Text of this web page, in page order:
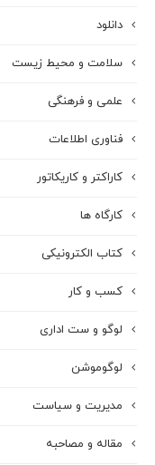
دانلود
سلامت و محیط زیست
علمی و فرهنگی
فناوری اطلاعات
کاراکتر و کاریکاتور
کارگاه ها
کتاب الکترونیکی
کسب و کار
لوگو و ست اداری
لوگوموشن
مدیریت و سیاست
مقاله و مصاحبه